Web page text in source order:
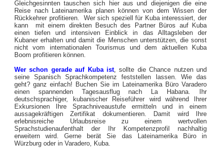
Gleichgesinnten tauschen sich hier aus und diejenigen die eine
Reise nach Lateinamerika planen können von dem Wissen der
Rückkehrer profitieren. Wer sich speziell für Kuba interessiert, der
kann mit einem direkten Besuch des Partner Büros auf Kuba
einen tiefen und intensiven Einblick in das Alltagsleben der
Kubaner erhalten und damit die Menschen unterstützen, die sonst
nicht vom internationalen Tourismus und dem aktuellen Kuba
Boom profitieren können.
Wer schon gerade auf Kuba ist, sollte die Chance nutzen und
seine Spanisch Sprachkompetenz feststellen lassen. Wie das
geht? ganz einfach! Buchen Sie im Lateinamerika Büro Varadero
einen spannenden Tagesausflug nach La Habana. Ihr
deutschsprachiger, kubanischer Reiseführer wird während Ihrer
Exkursionen Ihre Sprachniveaustufe ermitteln und in einem
aussagekräftigen Zertifikat dokumentieren. Damit wird Ihre
erlebnisreiche Urlaubsreise zu einem wertvollen
Sprachstudienaufenthalt der Ihr Kompetenzprofil nachhaltig
erweitern wird. Gerne berät Sie das Lateinamerika Büro in
Würzburg oder in Varadero, Kuba.